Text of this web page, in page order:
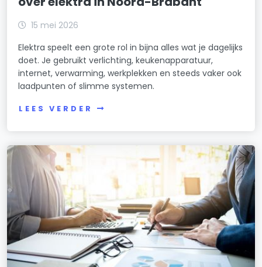
15 mei 2026
Elektra speelt een grote rol in bijna alles wat je dagelijks
doet. Je gebruikt verlichting, keukenapparatuur,
internet, verwarming, werkplekken en steeds vaker ook
laadpunten of slimme systemen.
LEES VERDER